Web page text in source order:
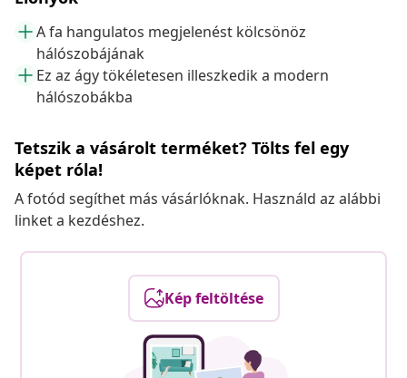
A fa hangulatos megjelenést kölcsönöz
hálószobájának
Ez az ágy tökéletesen illeszkedik a modern
hálószobákba
Tetszik a vásárolt terméket? Tölts fel egy
képet róla!
A fotód segíthet más vásárlóknak. Használd az alábbi
linket a kezdéshez.
Kép feltöltése